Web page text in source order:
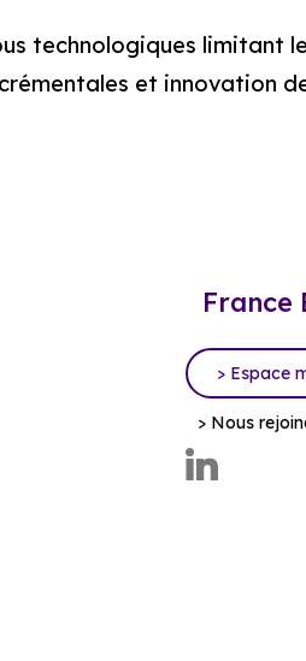
technologiques limitant
et innovation
France
> Espace
> Nous